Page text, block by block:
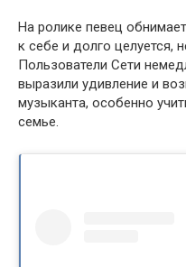
На ролике певец
к себе и долго целуется,
Пользователи Сети
выразили удивление и
музыканта, особенно
семье.